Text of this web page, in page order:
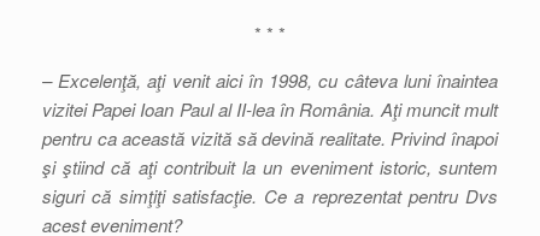
* * *
– Excelenţă, aţi venit aici în 1998, cu câteva luni înaintea
vizitei Papei Ioan Paul al II-lea în România. Aţi muncit mult
pentru ca această vizită să devină realitate. Privind înapoi
şi ştiind că aţi contribuit la un eveniment istoric, suntem
siguri că simţiţi satisfacţie. Ce a reprezentat pentru Dvs
acest eveniment?